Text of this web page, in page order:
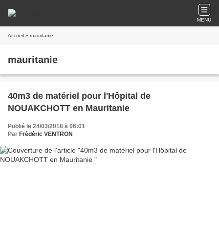
MENU
Accueil » mauritanie
mauritanie
40m3 de matériel pour l'Hôpital de
NOUAKCHOTT en Mauritanie
Publié le 24/03/2018 à 06:01
Par Frédéric VENTRON